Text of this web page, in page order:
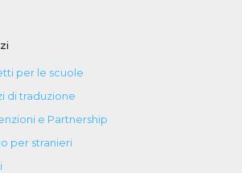
per le scuole
di traduzione
e Partnership
per stranieri